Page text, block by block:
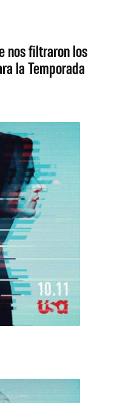
nos filtraron los
la Temporada